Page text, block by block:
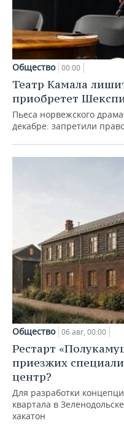
Общество 00:00
Театр Камала
приобретет
Пьеса норвежского
декабре: запретили
Общество 06 авг, 00:00
Рестарт
приезжих
центр?
Для разработки
квартала в
хакатон